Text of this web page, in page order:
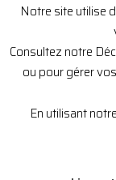
Notre site utilise
Consultez notre
ou pour gérer
En utilisant